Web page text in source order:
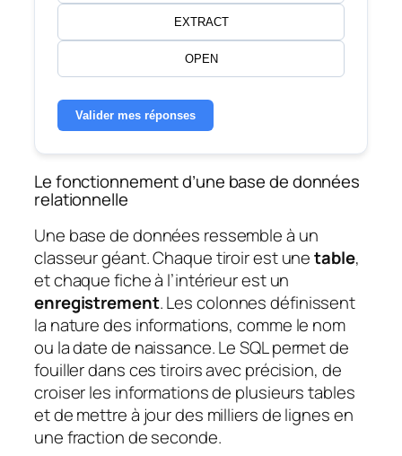
EXTRACT
OPEN
Valider mes réponses
Le fonctionnement d’une base de données
relationnelle
Une base de données ressemble à un
classeur géant. Chaque tiroir est unetable,
et chaque fiche à l’intérieur est un
enregistrement. Les colonnes définissent
la nature des informations, comme le nom
ou la date de naissance. Le SQL permet de
fouiller dans ces tiroirs avec précision, de
croiser les informations de plusieurs tables
et de mettre à jour des milliers de lignes en
une fraction de seconde.